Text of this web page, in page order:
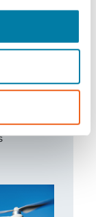
ICPE :
2026